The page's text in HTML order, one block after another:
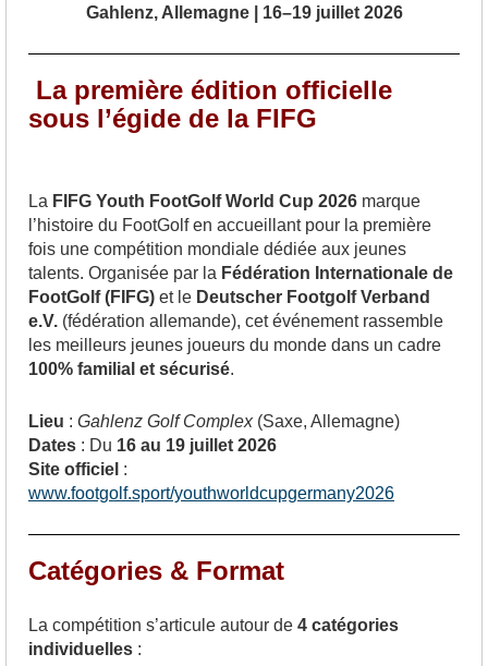
Gahlenz, Allemagne | 16–19 juillet 2026
La première édition officielle
sous l’égide de la FIFG
La FIFG Youth FootGolf World Cup 2026 marque
l’histoire du FootGolf en accueillant pour la première
fois une compétition mondiale dédiée aux jeunes
talents. Organisée par la Fédération Internationale de
FootGolf (FIFG) et le Deutscher Footgolf Verband
e.V. (fédération allemande), cet événement rassemble
les meilleurs jeunes joueurs du monde dans un cadre
100% familial et sécurisé.
Lieu : Gahlenz Golf Complex(Saxe, Allemagne)
Dates : Du 16 au 19 juillet 2026
Site officiel :
www.footgolf.sport/youthworldcupgermany2026
Catégories & Format
La compétition s’articule autour de 4 catégories
individuelles :